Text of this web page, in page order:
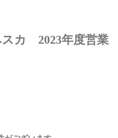
カ 2023年度営業